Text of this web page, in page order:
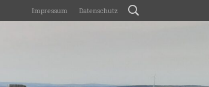
Impressum Datenschutz